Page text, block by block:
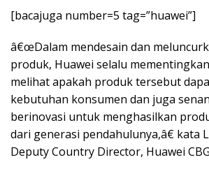
[bacajuga number=5 tag=”huawei”]
â€œDalam mendesain dan
produk, Huawei selalu
melihat apakah produk tersebut
kebutuhan konsumen dan juga
berinovasi untuk menghasilkan
dari generasi pendahulunya,â€ kata
Deputy Country Director, Huawei